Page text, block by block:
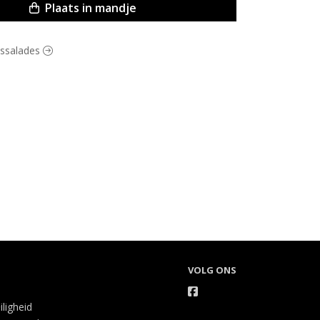
Plaats in mandje
VOLG ONS